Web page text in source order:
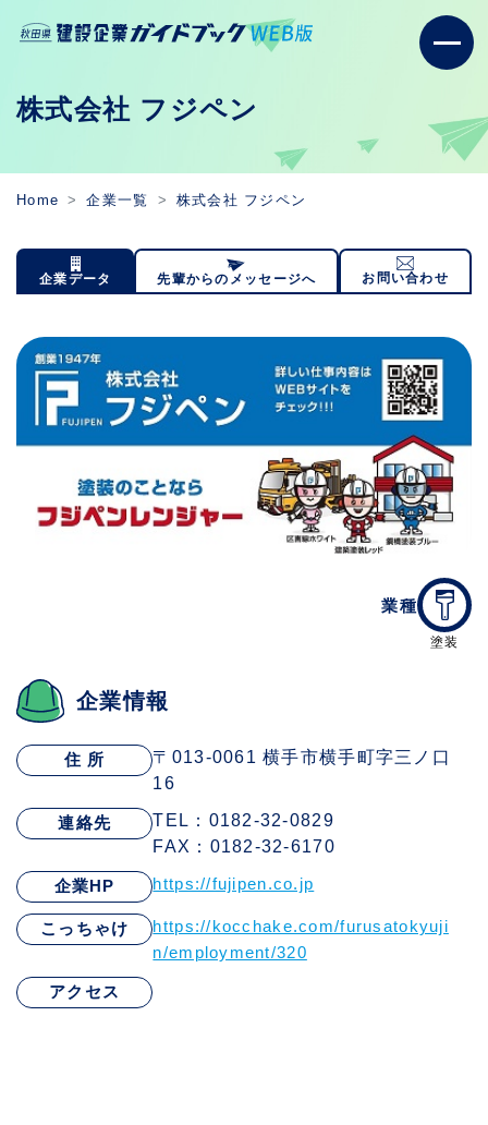
株式会社 フジペン
Home 企業一覧 株式会社 フジペン
企業データ 先輩からのメッセージへ お問い合わせ
企業情報
住 所
〒013-0061 横手市横手町字三ノ口
16
連絡先
TEL：0182-32-0829
FAX：0182-32-6170
企業HP https://fujipen.co.jp
こっちゃけ
https://kocchake.com/furusatokyuji
n/employment/320
アクセス
業種
塗装